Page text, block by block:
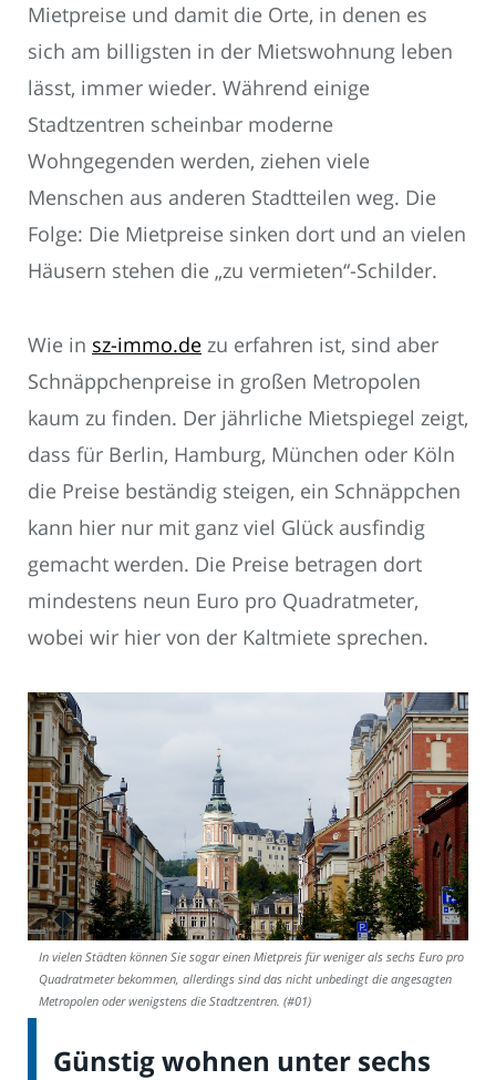
Mietpreise und damit die Orte, in denen es
sich am billigsten in der Mietswohnung leben
lässt, immer wieder. Während einige
Stadtzentren scheinbar moderne
Wohngegenden werden, ziehen viele
Menschen aus anderen Stadtteilen weg. Die
Folge: Die Mietpreise sinken dort und an vielen
Häusern stehen die „zu vermieten“-Schilder.
Wie in sz-immo.de zu erfahren ist, sind aber
Schnäppchenpreise in großen Metropolen
kaum zu finden. Der jährliche Mietspiegel zeigt,
dass für Berlin, Hamburg, München oder Köln
die Preise beständig steigen, ein Schnäppchen
kann hier nur mit ganz viel Glück ausfindig
gemacht werden. Die Preise betragen dort
mindestens neun Euro pro Quadratmeter,
wobei wir hier von der Kaltmiete sprechen.
In vielen Städten können Sie sogar einen Mietpreis für weniger als sechs Euro pro
Quadratmeter bekommen, allerdings sind das nicht unbedingt die angesagten
Metropolen oder wenigstens die Stadtzentren. (#01)
Günstig wohnen unter sechs